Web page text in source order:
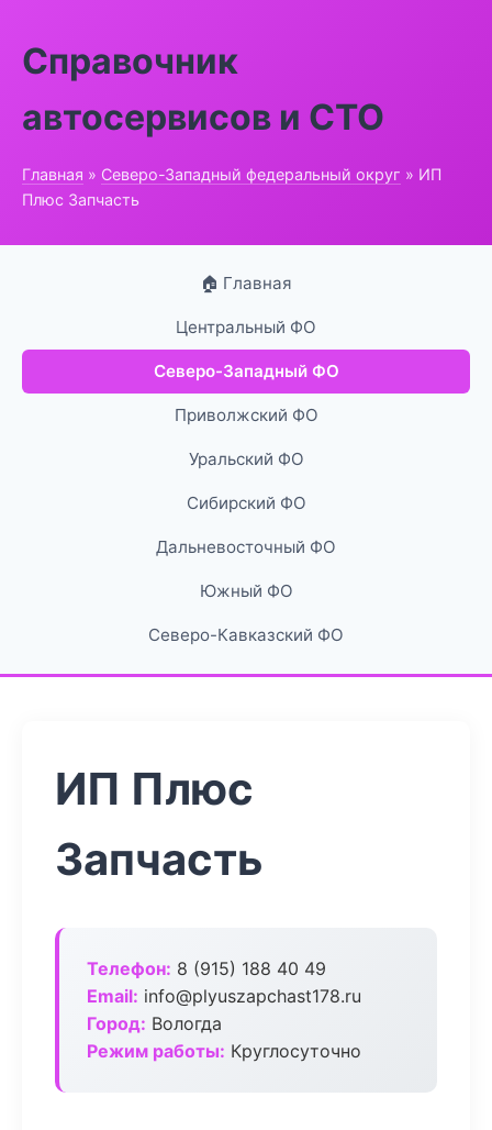
Справочник
автосервисов и СТО
Главная » Северо-Западный федеральный округ » ИП
Плюс Запчасть
🏠 Главная
Центральный ФО
Северо-Западный ФО
Приволжский ФО
Уральский ФО
Сибирский ФО
Дальневосточный ФО
Южный ФО
Северо-Кавказский ФО
ИП Плюс
Запчасть
Телефон: 8 (915) 188 40 49
Email: info@plyuszapchast178.ru
Город: Вологда
Режим работы: Круглосуточно